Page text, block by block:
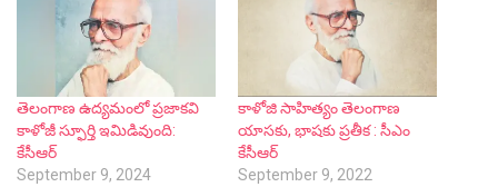
తెలంగాణ ఉద్యమంలో ప్రజాకవి
కాళోజీ స్ఫూర్తి ఇమిడివుంది:
కేసీఆర్
September 9, 2024
కాళోజి సాహిత్యం తెలంగాణ
యాసకు, భాషకు ప్రతీక : సీఎం
కేసీఆర్
September 9, 2022